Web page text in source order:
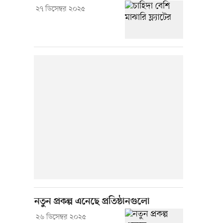
২৭ ডিসেম্বর ২০২৫
নতুন প্রকল্প এনেছে প্রতিষ্ঠানগুলো
২৬ ডিসেম্বর ২০২৫